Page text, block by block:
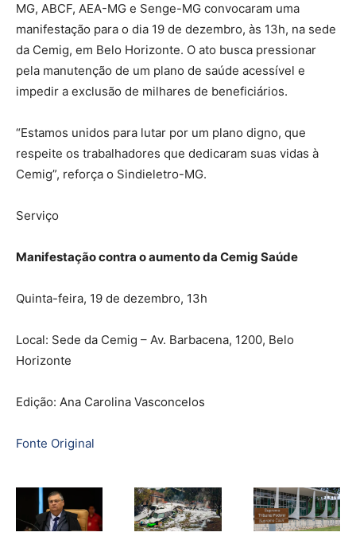
MG, ABCF, AEA-MG e Senge-MG convocaram uma
manifestação para o dia 19 de dezembro, às 13h, na sede
da Cemig, em Belo Horizonte. O ato busca pressionar
pela manutenção de um plano de saúde acessível e
impedir a exclusão de milhares de beneficiários.
“Estamos unidos para lutar por um plano digno, que
respeite os trabalhadores que dedicaram suas vidas à
Cemig”, reforça o Sindieletro-MG.
Serviço
Manifestação contra o aumento da Cemig Saúde
Quinta-feira, 19 de dezembro, 13h
Local: Sede da Cemig – Av. Barbacena, 1200, Belo
Horizonte
Edição: Ana Carolina Vasconcelos
Fonte Original